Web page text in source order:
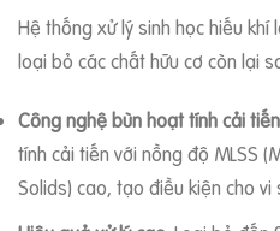
Hệ thống xử lý sinh học hiếu
loại bỏ các chất hữu cơ còn lại
Công nghệ bùn hoạt tính cải tiến
tính cải tiến với nồng độ MLSS
Solids) cao, tạo điều kiện cho